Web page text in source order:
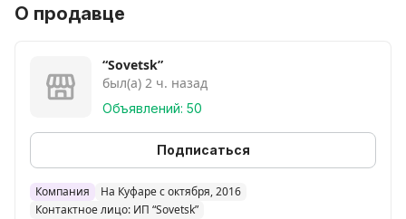
Плоские 250мм-4р
Плоские 190мм знак качества карболит-6р шт
Плоские карболит 250р знак качества -7р
Торцевые с карболитовой ручкой разные
Вышлю евро/бел почтой
О продавце
“Sovetsk”
был(а) 2 ч. назад
Объявлений: 50
Подписаться
Компания
На Куфаре с октября, 2016
Контактное лицо: ИП “Sovetsk”